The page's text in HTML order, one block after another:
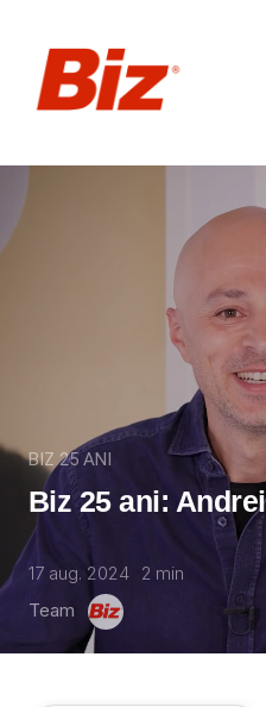
BIZ 25 ANI
Biz 25 ani:
17 aug. 2024 2 min
Team